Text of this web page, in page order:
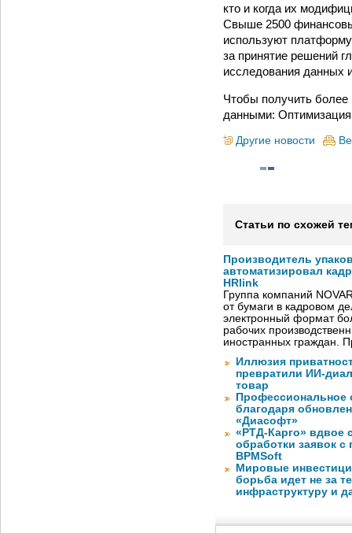
кто и когда их
Свыше 2500
используют
за принятие решений
исследования данных
Чтобы получить более
данными: Оптимизация
Другие новости
Статьи по схожей
Производитель
автоматизировал
HRlink
Группа компаний
от бумаги в кадровом
электронный формат
рабочих
иностранных граждан.
Иллюзия
превратили ИИ-
товар
Профессиональное
благодаря
«Диасофт»
«РТД-Карго» вдвое
обработки заявок
BPMSoft
Мировые
борьба идет не за
инфраструктуру и